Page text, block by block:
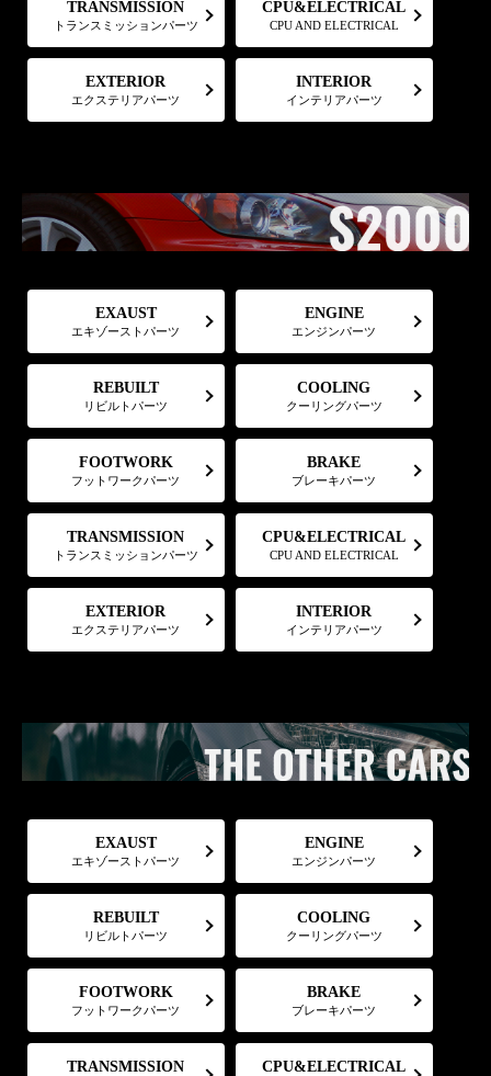
TRANSMISSION
トランスミッションパーツ
CPU&ELECTRICAL
CPU AND ELECTRICAL
EXTERIOR
エクステリアパーツ
INTERIOR
インテリアパーツ
EXAUST
エキゾーストパーツ
ENGINE
エンジンパーツ
REBUILT
リビルトパーツ
COOLING
クーリングパーツ
FOOTWORK
フットワークパーツ
BRAKE
ブレーキパーツ
TRANSMISSION
トランスミッションパーツ
CPU&ELECTRICAL
CPU AND ELECTRICAL
EXTERIOR
エクステリアパーツ
INTERIOR
インテリアパーツ
EXAUST
エキゾーストパーツ
ENGINE
エンジンパーツ
REBUILT
リビルトパーツ
COOLING
クーリングパーツ
FOOTWORK
フットワークパーツ
BRAKE
ブレーキパーツ
TRANSMISSION CPU&ELECTRICAL